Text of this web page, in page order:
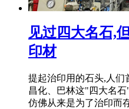
见过四大名石,
印材
提起治印用的石头,人们
昌化、巴林这"四大名石
仿佛从来是为了治印而